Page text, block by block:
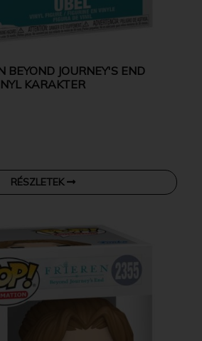
BEYOND JOURNEY'S END
KARAKTER
RÉSZLETEK